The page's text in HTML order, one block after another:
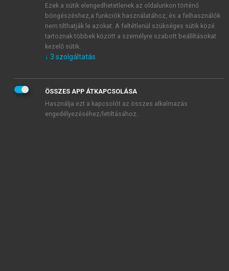
veszem és elfogadom.
Általános vásárlási feltételeket, valamint a szotar.netés a
mersz.huoldalak licencszerződéseiben foglaltakat
tudomásul veszem és elfogadom.
KIPRÓBÁLOM
Ezek a sütik elengedhetetlenek az oldalunkon történő
böngészéshez,a funkciók használatához, és a felhasználók
nem tilthatják le azokat. A feltétlenül szükséges sütik közé
tartoznak többek között a személyre szabott beállításokat
kezelő sütik.
↓ 3 szolgáltatás
ÖSSZES APP ÁTKAPCSOLÁSA
Használja ezt a kapcsolót az összes alkalmazás
engedélyezéséhez/letiltásához.